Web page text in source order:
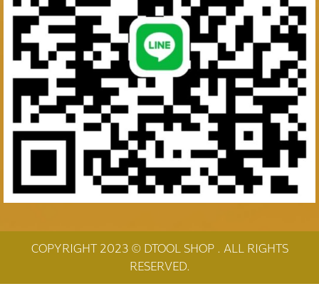
COPYRIGHT 2023 © DTOOL SHOP . ALL RIGHTS
RESERVED.